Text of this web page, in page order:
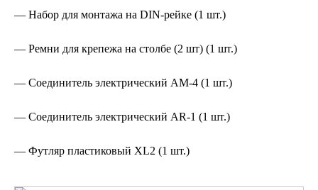
— Набор для монтажа на DIN-рейке (1 шт.)
— Ремни для крепежа на столбе (2 шт) (1 шт.)
— Соединитель электрический AM-4 (1 шт.)
— Соединитель электрический AR-1 (1 шт.)
— Футляр пластиковый XL2 (1 шт.)